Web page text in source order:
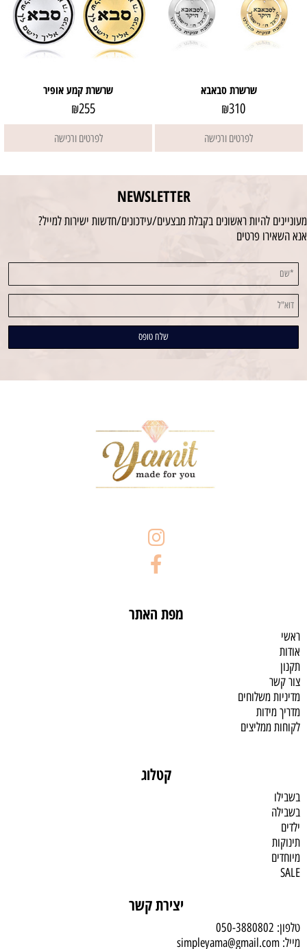
שרשרת סבאבא
₪310
לפרטים ורכישה
שרשרת קמע אופיר
₪255
לפרטים ורכישה
NEWSLETTER
מעוניינים להיות ראשונים בקבלת מבצעים/עידכונים/חדשות ישירות למייל?
אנא השאירו פרטים
מפת האתר
ראשי
אודות
תקנון
צור קשר
מדיניות משלוחים
מדריך מידות
לקוחות ממליצים
קטלוג
בשבילו
בשבילה
ילדים
תינוקות
מיוחדים
SALE
יצירת קשר
טלפון: 050-3880802
מייל: simpleyama@gmail.com